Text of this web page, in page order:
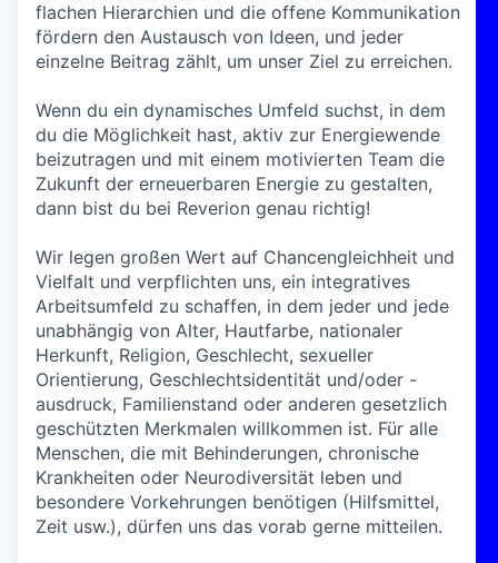
flachen Hierarchien und die offene Kommunikation
fördern den Austausch von Ideen, und jeder
einzelne Beitrag zählt, um unser Ziel zu erreichen.
Wenn du ein dynamisches Umfeld suchst, in dem
du die Möglichkeit hast, aktiv zur Energiewende
beizutragen und mit einem motivierten Team die
Zukunft der erneuerbaren Energie zu gestalten,
dann bist du bei Reverion genau richtig!
Wir legen großen Wert auf Chancengleichheit und
Vielfalt und verpflichten uns, ein integratives
Arbeitsumfeld zu schaffen, in dem jeder und jede
unabhängig von Alter, Hautfarbe, nationaler
Herkunft, Religion, Geschlecht, sexueller
Orientierung, Geschlechtsidentität und/oder -
ausdruck, Familienstand oder anderen gesetzlich
geschützten Merkmalen willkommen ist. Für alle
Menschen, die mit Behinderungen, chronische
Krankheiten oder Neurodiversität leben und
besondere Vorkehrungen benötigen (Hilfsmittel,
Zeit usw.), dürfen uns das vorab gerne mitteilen.